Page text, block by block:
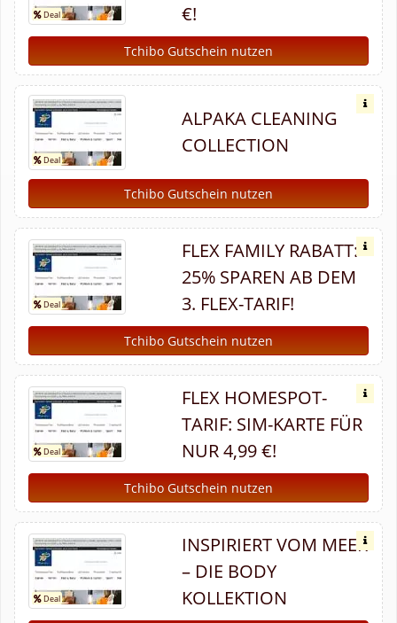
€!
Tchibo Gutschein nutzen
ALPAKA CLEANING
COLLECTION
Tchibo Gutschein nutzen
FLEX FAMILY RABATT:
25% SPAREN AB DEM
3. FLEX-TARIF!
Tchibo Gutschein nutzen
FLEX HOMESPOT-
TARIF: SIM-KARTE FÜR
NUR 4,99 €!
Tchibo Gutschein nutzen
INSPIRIERT VOM MEER
– DIE BODY
KOLLEKTION